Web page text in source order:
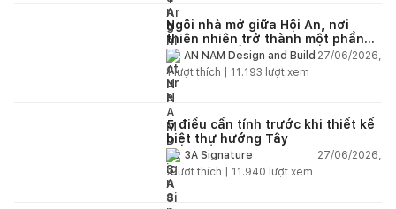
Ngôi nhà mở giữa Hội An, nơi
thiên nhiên trở thành một phần
của cuộc sống
AN NAM Design and Build 27/06/2026,
1lượt thích | 11.193 lượt xem
5 điều cần tính trước khi thiết kế
biệt thự hướng Tây
3A Signature
27/06/2026,
2lượt thích | 11.940 lượt xem